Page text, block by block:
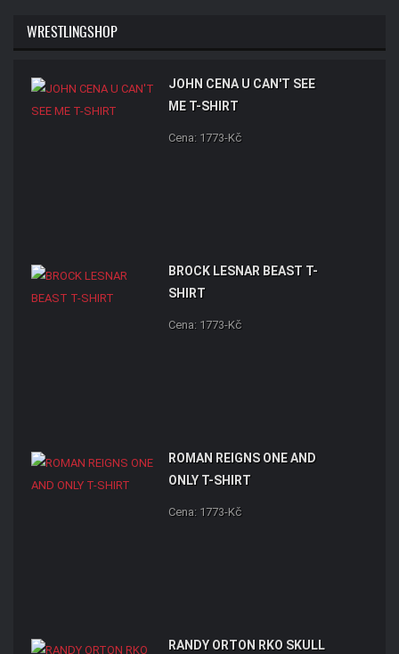
WRESTLINGSHOP
JOHN CENA U CAN'T SEE
ME T-SHIRT
Cena: 1773-Kč
BROCK LESNAR BEAST T-
SHIRT
Cena: 1773-Kč
ROMAN REIGNS ONE AND
ONLY T-SHIRT
Cena: 1773-Kč
RANDY ORTON RKO SKULL